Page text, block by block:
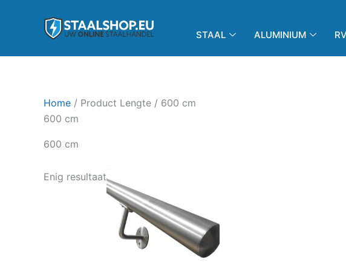
inhoud
STAAL ALUMINIUM
Home / Product Lengte / 600 cm
600 cm
600 cm
Enig resultaat
heeft
meerdere
variaties.
Deze